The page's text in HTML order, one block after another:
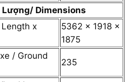
Dimensions
x
5362 x 1918 x
1875
/ Ground
235